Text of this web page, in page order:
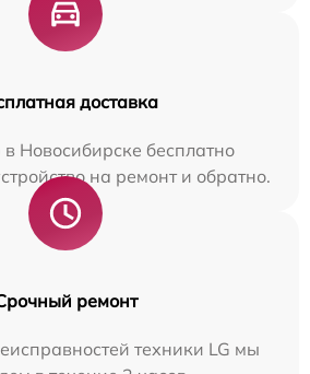
доставка
Новосибирске бесплатно
на ремонт и обратно.
ремонт
техники LG мы